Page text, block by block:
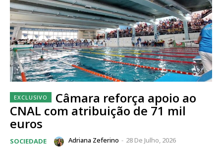
Câmara reforça apoio ao
CNAL com atribuição de 71 mil
euros
SOCIEDADE Adriana Zeferino - 28 De Julho, 2026